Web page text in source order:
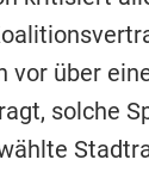
vor über
solche